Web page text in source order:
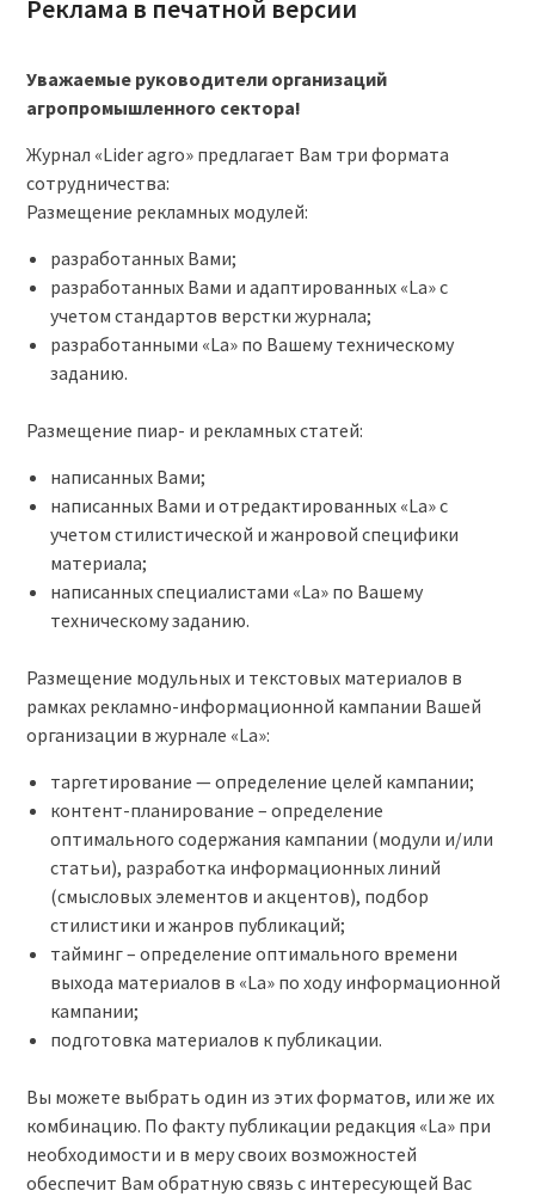
Реклама в печатной версии
Уважаемые руководители организаций
агропромышленного сектора!
Журнал «Lider agro» предлагает Вам три формата
сотрудничества:
Размещение рекламных модулей:
разработанных Вами;
разработанных Вами и адаптированных «La» с
учетом стандартов верстки журнала;
разработанными «La» по Вашему техническому
заданию.
Размещение пиар- и рекламных статей:
написанных Вами;
написанных Вами и отредактированных «La» с
учетом стилистической и жанровой специфики
материала;
написанных специалистами «La» по Вашему
техническому заданию.
Размещение модульных и текстовых материалов в
рамках рекламно-информационной кампании Вашей
организации в журнале «La»:
таргетирование — определение целей кампании;
контент-планирование – определение
оптимального содержания кампании (модули и/или
статьи), разработка информационных линий
(смысловых элементов и акцентов), подбор
стилистики и жанров публикаций;
тайминг – определение оптимального времени
выхода материалов в «La» по ходу информационной
кампании;
подготовка материалов к публикации.
Вы можете выбрать один из этих форматов, или же их
комбинацию. По факту публикации редакция «La» при
необходимости и в меру своих возможностей
обеспечит Вам обратную связь с интересующей Вас